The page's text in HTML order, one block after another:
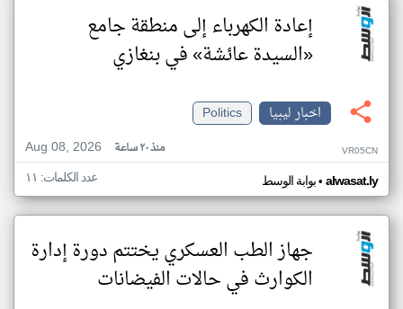
إعادة الكهرباء إلى منطقة جامع
«السيدة عائشة» في بنغازي
اخبار ليبيا
Politics
Aug 08, 2026
منذ ٢٠ ساعة VR05CN
بوابة الوسط• alwasat.ly عدد الكلمات: ١١
جهاز الطب العسكري يختتم دورة إدارة
الكوارث في حالات الفيضانات